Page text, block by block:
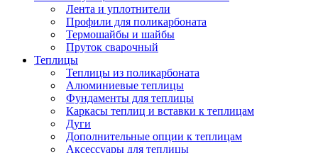
Лента и уплотнители
Профили для поликарбоната
Термошайбы и шайбы
Пруток сварочный
Теплицы
Теплицы из поликарбоната
Алюминиевые теплицы
Фундаменты для теплицы
Каркасы теплиц и вставки к теплицам
Дуги
Дополнительные опции к теплицам
Аксессуары для теплицы